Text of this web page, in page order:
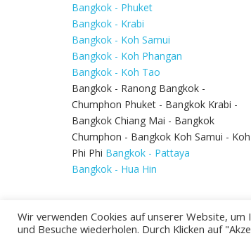
Bangkok - Phuket
Bangkok - Krabi
Bangkok - Koh Samui
Bangkok - Koh Phangan
Bangkok - Koh Tao
Bangkok - Ranong Bangkok -
Chumphon Phuket - Bangkok Krabi -
Bangkok Chiang Mai - Bangkok
Chumphon - Bangkok Koh Samui - Koh
Phi Phi Bangkok - Pattaya
Bangkok - Hua Hin
Wir verwenden Cookies auf unserer Website,
und Besuche wiederholen. Durch Klicken auf